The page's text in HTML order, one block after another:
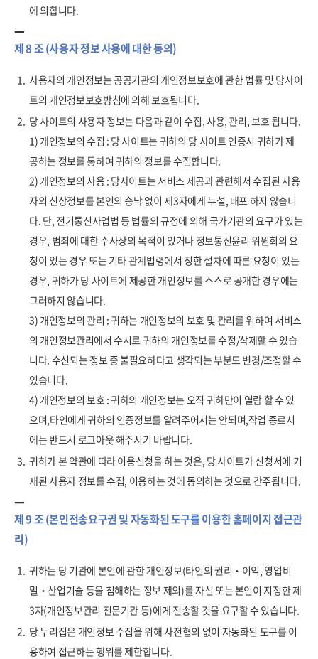
에 의합니다.
제 8 조 (사용자 정보 사용에 대한 동의)
1. 사용자의 개인정보는 공공기관의 개인정보보호에 관한 법률 및 당사이
트의 개인정보보호방침에 의해 보호됩니다.
2. 당 사이트의 사용자 정보는 다음과 같이 수집, 사용, 관리, 보호 됩니다.
1) 개인정보의 수집 : 당 사이트는 귀하의 당 사이트 인증시 귀하가 제
공하는 정보를 통하여 귀하의 정보를 수집합니다.
2) 개인정보의 사용 : 당사이트는 서비스 제공과 관련해서 수집된 사용
자의 신상정보를 본인의 승낙 없이 제3자에게 누설, 배포 하지 않습니
다. 단, 전기통신사업법 등 법률의 규정에 의해 국가기관의 요구가 있는
경우, 범죄에 대한 수사상의 목적이 있거나 정보통신윤리 위원회의 요
청이 있는 경우 또는 기타 관계법령에서 정한 절차에 따른 요청이 있는
경우, 귀하가 당 사이트에 제공한 개인정보를 스스로 공개한 경우에는
그러하지 않습니다.
3) 개인정보의 관리 : 귀하는 개인정보의 보호 및 관리를 위하여 서비스
의 개인정보관리에서 수시로 귀하의 개인정보를 수정/삭제할 수 있습
니다. 수신되는 정보 중 불필요하다고 생각되는 부분도 변경/조정할 수
있습니다.
4) 개인정보의 보호 : 귀하의 개인정보는 오직 귀하만이 열람 할 수 있
으며,타인에게 귀하의 인증정보를 알려주어서는 안되며,작업 종료시
에는 반드시 로그아웃 해주시기 바랍니다.
3. 귀하가 본 약관에 따라 이용신청을 하는 것은, 당 사이트가 신청서에 기
재된 사용자 정보를 수집, 이용하는 것에 동의하는 것으로 간주됩니다.
제 9 조 (본인전송요구권 및 자동화된 도구를 이용한 홈페이지 접근관
리)
1. 귀하는 당 기관에 본인에 관한 개인정보(타인의 권리‧이익, 영업비
밀‧산업기술 등을 침해하는 정보 제외)를 자신 또는 본인이 지정한 제
3자(개인정보관리 전문기관 등)에게 전송할 것을 요구할 수 있습니다.
2. 당 누리집은 개인정보 수집을 위해 사전협의 없이 자동화된 도구를 이
용하여 접근하는 행위를 제한합니다.